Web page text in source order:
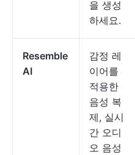
을 생성
하세요.
Resemble
AI
감정 레
이어를
적용한
음성 복
제, 실시
간 오디
오 음성